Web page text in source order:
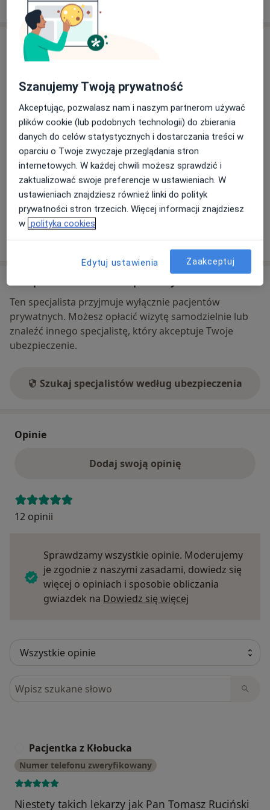
Adres
Jabłoniowa 27,41-214Sosnowiec
Powiększ mapęotwiera się w nowej karcie
Dostępność
W tym gabinecie nie można umawiać wizyt przez
internet
Co mam zrobić w tej sytuacji?
Ubezpieczenia - brak akceptowanych
Ten specjalista przyjmuje wyłącznie pacjentów
prywatnych. Możesz opłacić wizytę samodzielnie lub
znaleźć innego specjalistę, który akceptuje Twoje
ubezpieczenie.
Szukaj specjalistów według ubezpieczenia
Opinie
Dodaj swoją opinię
12 opinii
Sprawdzamy wszystkie opinie. Moderujemy
je zgodnie z naszymi zasadami, dowiedz się
więcej o opiniach i sposobie obliczania
gwiazdek na Dowiedz się więcej
Szukaj w opiniach
Pacjentka z Kłobucka
Numer telefonu zweryfikowany
Niestety takich lekarzy jak Pan Tomasz Ruciński
Szanujemy Twoją prywatność
Akceptując, pozwalasz nam i naszym partnerom używać
plików cookie (lub podobnych technologii) do zbierania
danych do celów statystycznych i dostarczania treści w
oparciu o Twoje zwyczaje przeglądania stron
internetowych. W każdej chwili możesz sprawdzić i
zaktualizować swoje preferencje w ustawieniach. W
ustawieniach znajdziesz również linki do polityk
prywatności stron trzecich. Więcej informacji znajdziesz
w polityka cookies
Edytuj ustawienia Zaakceptuj